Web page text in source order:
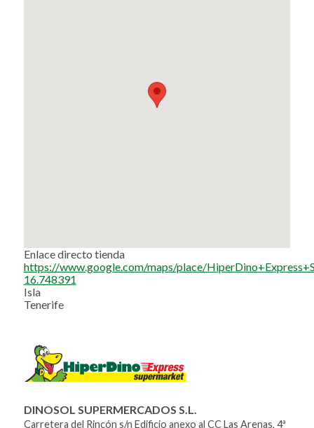
Enlace directo tienda
https://www.google.com/maps/place/
16.748391
Isla
Tenerife
DINOSOL SUPERMERCADOS S.L.
Carretera del Rincón s/n Edificio anexo al CC Las Arenas, 4ª